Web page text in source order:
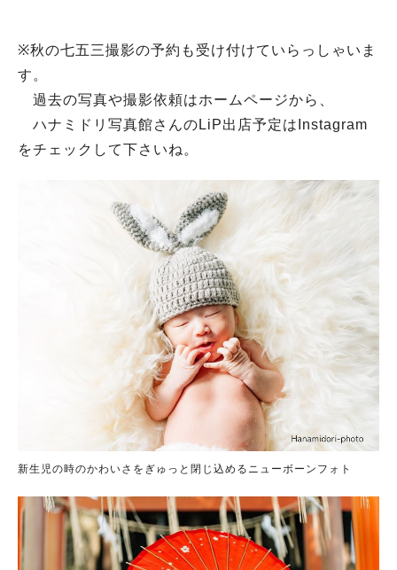
※秋の七五三撮影の予約も受け付けていらっしゃいま
す。
過去の写真や撮影依頼はホームページから、
ハナミドリ写真館さんのLiP出店予定はInstagram
をチェックして下さいね。
新生児の時のかわいさをぎゅっと閉じ込めるニューボーンフォト